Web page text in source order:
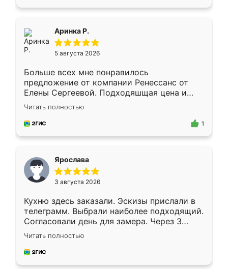
Аринка Р.
5 августа 2026
Больше всех мне понравилось
предложение от компании Ренессанс от
Елены Сергеевой. Подходяшщая цена и
короткие сроки изготовления. Приехавший
для замера сотрудник Владислав
предложил по моему эскизу самый
Читать полностью
1
Ярослава
3 августа 2026
Кухню здесь заказали. Эскизы прислали в
телеграмм. Выбрали наиболее подходящий.
Согласовали день для замера. Через 3
недели кухня была уже готова. Остались
довольны работой. Спасибо Ренессанс
мебель за качественную работу!
Читать полностью